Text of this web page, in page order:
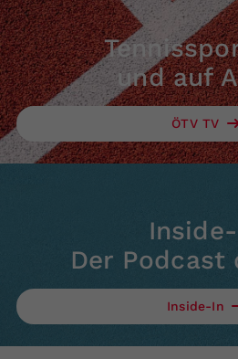
und auf
ÖTV TV
Der Podcast
Inside-In